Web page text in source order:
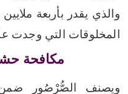
والذي يقدر بأربعة
المخلوقات التي
مكافحة
ويصنف الصُّرْصُور